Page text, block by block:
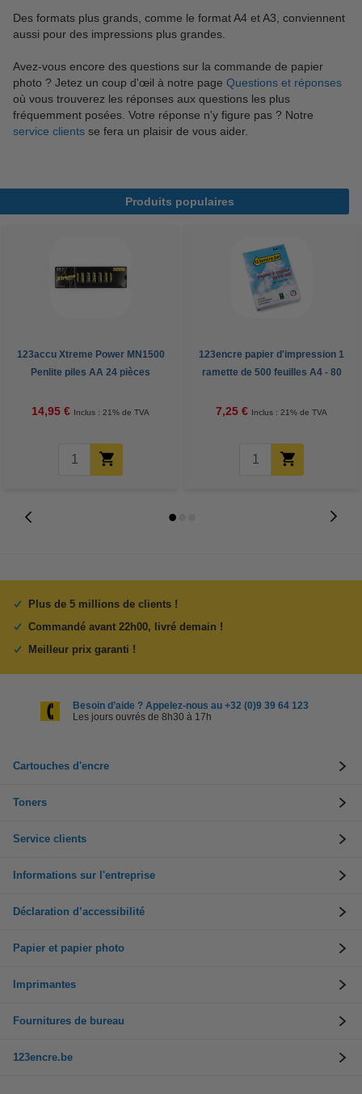
Des formats plus grands, comme le format A4 et A3, conviennent
aussi pour des impressions plus grandes.
Avez-vous encore des questions sur la commande de papier
photo ? Jetez un coup d'œil à notre page Questions et réponses
où vous trouverez les réponses aux questions les plus
fréquemment posées. Votre réponse n'y figure pas ? Notre
service clients se fera un plaisir de vous aider.
Produits populaires
123accu Xtreme Power MN1500
Penlite piles AA 24 pièces
14,95 € Inclus : 21% de TVA
123encre papier d'impression 1
ramette de 500 feuilles A4 - 80
7,25 € Inclus : 21% de TVA
Plus de 5 millions de clients !
Commandé avant 22h00, livré demain !
Meilleur prix garanti !
Besoin d’aide ? Appelez-nous au +32 (0)9 39 64 123
Les jours ouvrés de 8h30 à 17h
Cartouches d'encre
Toners
Service clients
Informations sur l'entreprise
Déclaration d’accessibilité
Papier et papier photo
Imprimantes
Fournitures de bureau
123encre.be